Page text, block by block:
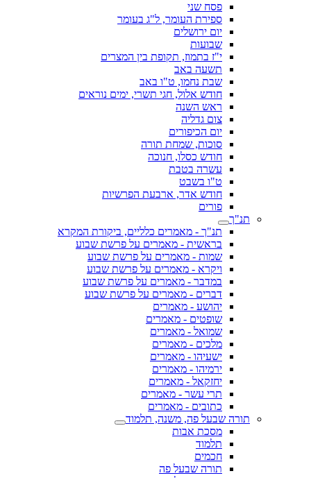
פסח שני
ספירת העומר, ל"ג בעומר
יום ירושלים
שבועות
י"ז בתמוז, תקופת בין המצרים
תשעה באב
שבת נחמו, ט"ו באב
חודש אלול, חגי תשרי, ימים נוראים
ראש השנה
צום גדליה
יום הכיפורים
סוכות, שמחת תורה
חודש כסלו, חנוכה
עשרה בטבת
ט"ו בשבט
חודש אדר, ארבעת הפרשיות
פורים
תנ"ך
תנ"ך - מאמרים כלליים, ביקורת המקרא
בראשית - מאמרים על פרשת שבוע
שמות - מאמרים על פרשת שבוע
ויקרא - מאמרים על פרשת שבוע
במדבר - מאמרים על פרשת שבוע
דברים - מאמרים על פרשת שבוע
יהושע - מאמרים
שופטים - מאמרים
שמואל - מאמרים
מלכים - מאמרים
ישעיהו - מאמרים
ירמיהו - מאמרים
יחזקאל - מאמרים
תרי עשר - מאמרים
כתובים - מאמרים
תורה שבעל פה, משנה, תלמוד
מסכת אבות
תלמוד
חכמים
תורה שבעל פה